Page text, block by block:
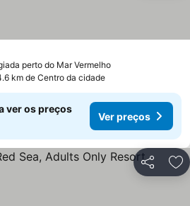
perto do Mar Vermelho
km de Centro da cidade
ver os preços
Ver preços
Partilhar